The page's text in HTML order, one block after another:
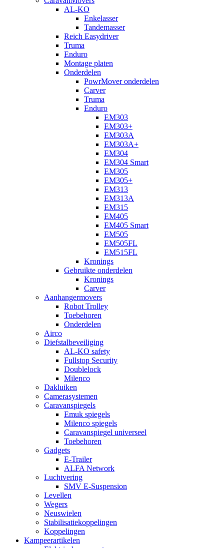
AL-KO
Enkelasser
Tandemasser
Reich Easydriver
Truma
Enduro
Montage platen
Onderdelen
PowrMover onderdelen
Carver
Truma
Enduro
EM303
EM303+
EM303A
EM303A+
EM304
EM304 Smart
EM305
EM305+
EM313
EM313A
EM315
EM405
EM405 Smart
EM505
EM505FL
EM515FL
Kronings
Gebruikte onderdelen
Kronings
Carver
Aanhangermovers
Robot Trolley
Toebehoren
Onderdelen
Airco
Diefstalbeveiliging
AL-KO safety
Fullstop Security
Doublelock
Milenco
Dakluiken
Camerasystemen
Caravanspiegels
Emuk spiegels
Milenco spiegels
Caravanspiegel universeel
Toebehoren
Gadgets
E-Trailer
ALFA Network
Luchtvering
SMV E-Suspension
Levellen
Wegers
Neuswielen
Stabilisatiekoppelingen
Koppelingen
Kampeerartikelen